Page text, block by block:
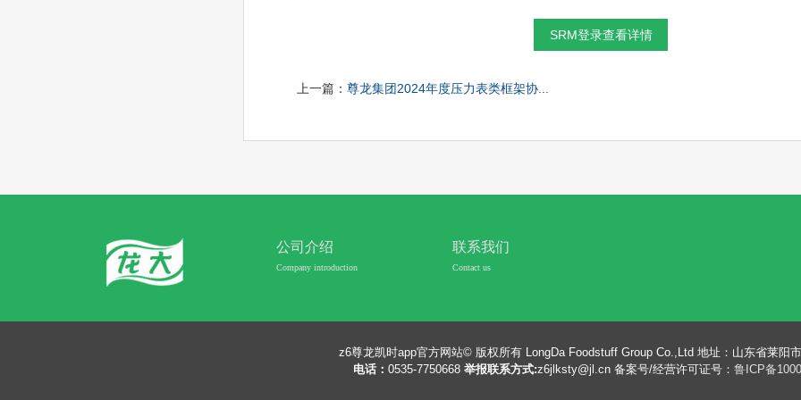
SRM登录查看详情
上一篇： 尊龙集团2024年度压力表类框架协...
公司介绍
Company introduction
联系我们
Contact us
z6尊龙凯时app官方网站© 版权所有 LongDa Foodstuff Group Co.,Ltd 地址：山东省莱阳
电话： 0535-7750668 举报联系方式:z6jlksty@jl.cn 备案号/经营许可证号： 鲁ICP备